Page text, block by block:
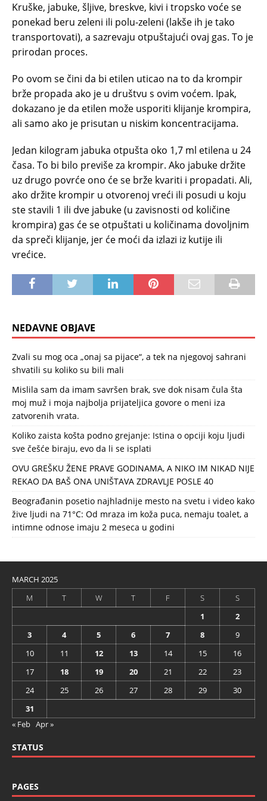
Kruške, jabuke, šljive, breskve, kivi i tropsko voće se
ponekad beru zeleni ili polu-zeleni (lakše ih je tako
transportovati), a sazrevaju otpuštajući ovaj gas. To je
prirodan proces.
Po ovom se čini da bi etilen uticao na to da krompir
brže propada ako je u društvu s ovim voćem. Ipak,
dokazano je da etilen može usporiti klijanje krompira,
ali samo ako je prisutan u niskim koncentracijama.
Jedan kilogram jabuka otpušta oko 1,7 ml etilena u 24
časa. To bi bilo previše za krompir. Ako jabuke držite
uz drugo povrće ono će se brže kvariti i propadati. Ali,
ako držite krompir u otvorenoj vreći ili posudi u koju
ste stavili 1 ili dve jabuke (u zavisnosti od količine
krompira) gas će se otpuštati u količinama dovoljnim
da spreči klijanje, jer će moći da izlazi iz kutije ili
vrećice.
NEDAVNE OBJAVE
Zvali su mog oca „onaj sa pijace“, a tek na njegovoj sahrani
shvatili su koliko su bili mali
Mislila sam da imam savršen brak, sve dok nisam čula šta
moj muž i moja najbolja prijateljica govore o meni iza
zatvorenih vrata.
Koliko zaista košta podno grejanje: Istina o opciji koju ljudi
sve češće biraju, evo da li se isplati
OVU GREŠKU ŽENE PRAVE GODINAMA, A NIKO IM NIKAD NIJE
REKAO DA BAŠ ONA UNIŠTAVA ZDRAVLJE POSLE 40
Beograđanin posetio najhladnije mesto na svetu i video kako
žive ljudi na 71°C: Od mraza im koža puca, nemaju toalet, a
intimne odnose imaju 2 meseca u godini
MARCH 2025
M
T W T F S
S
1
2
3
4 5 6 7 8
9
10
11 12 13 14 15
16
17
18 19 20 21 22
23
24
25 26 27 28 29
30
31
« Feb Apr »
STATUS
PAGES